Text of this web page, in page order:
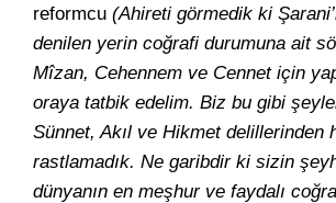
reformcu (Ahireti görmedik ki
denilen yerin coğrafi durumuna ait
Mîzan, Cehennem ve Cennet için
oraya tatbik edelim. Biz bu gibi
Sünnet, Akıl ve Hikmet delillerinden
rastlamadık. Ne garibdir ki sizin
dünyanın en meşhur ve faydalı